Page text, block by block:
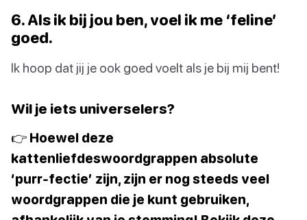
6. Als ik bij jou ben, voel ik me ‘feline’
goed.
Ik hoop dat jij je ook goed voelt als je bij mij bent!
Wil je iets universelers?
👉 Hoewel deze
kattenliefdeswoordgrappen absolute
‘purr-fectie’ zijn, zijn er nog steeds veel
woordgrappen die je kunt gebruiken,